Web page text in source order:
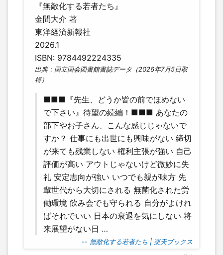
『無敵化する若者たち』
金間大介 著
東洋経済新報社
2026.1
ISBN: 9784492224335
出典：国立国会図書館書誌データ（2026年7月5日取
得）
■■■『先生、どうか皆の前でほめない
で下さい』待望の続編！■■■ あなたの
部下やお子さん、こんな感じじゃないで
すか？ 仕事にも出世にも興味がない 締切
が来ても残業しない 権利主張が強い 自己
評価が高い アウトじゃないけど微妙に失
礼 安定志向が強い いつでも親が味方 先
輩世代から大切にされる 無菌化された労
働環境 飲み会でも守られる 自分がよけれ
ばそれでいい 日本の衰退を気にしない 将
来展望がない日 …
-- 無敵化する若者たち | 楽天ブックス